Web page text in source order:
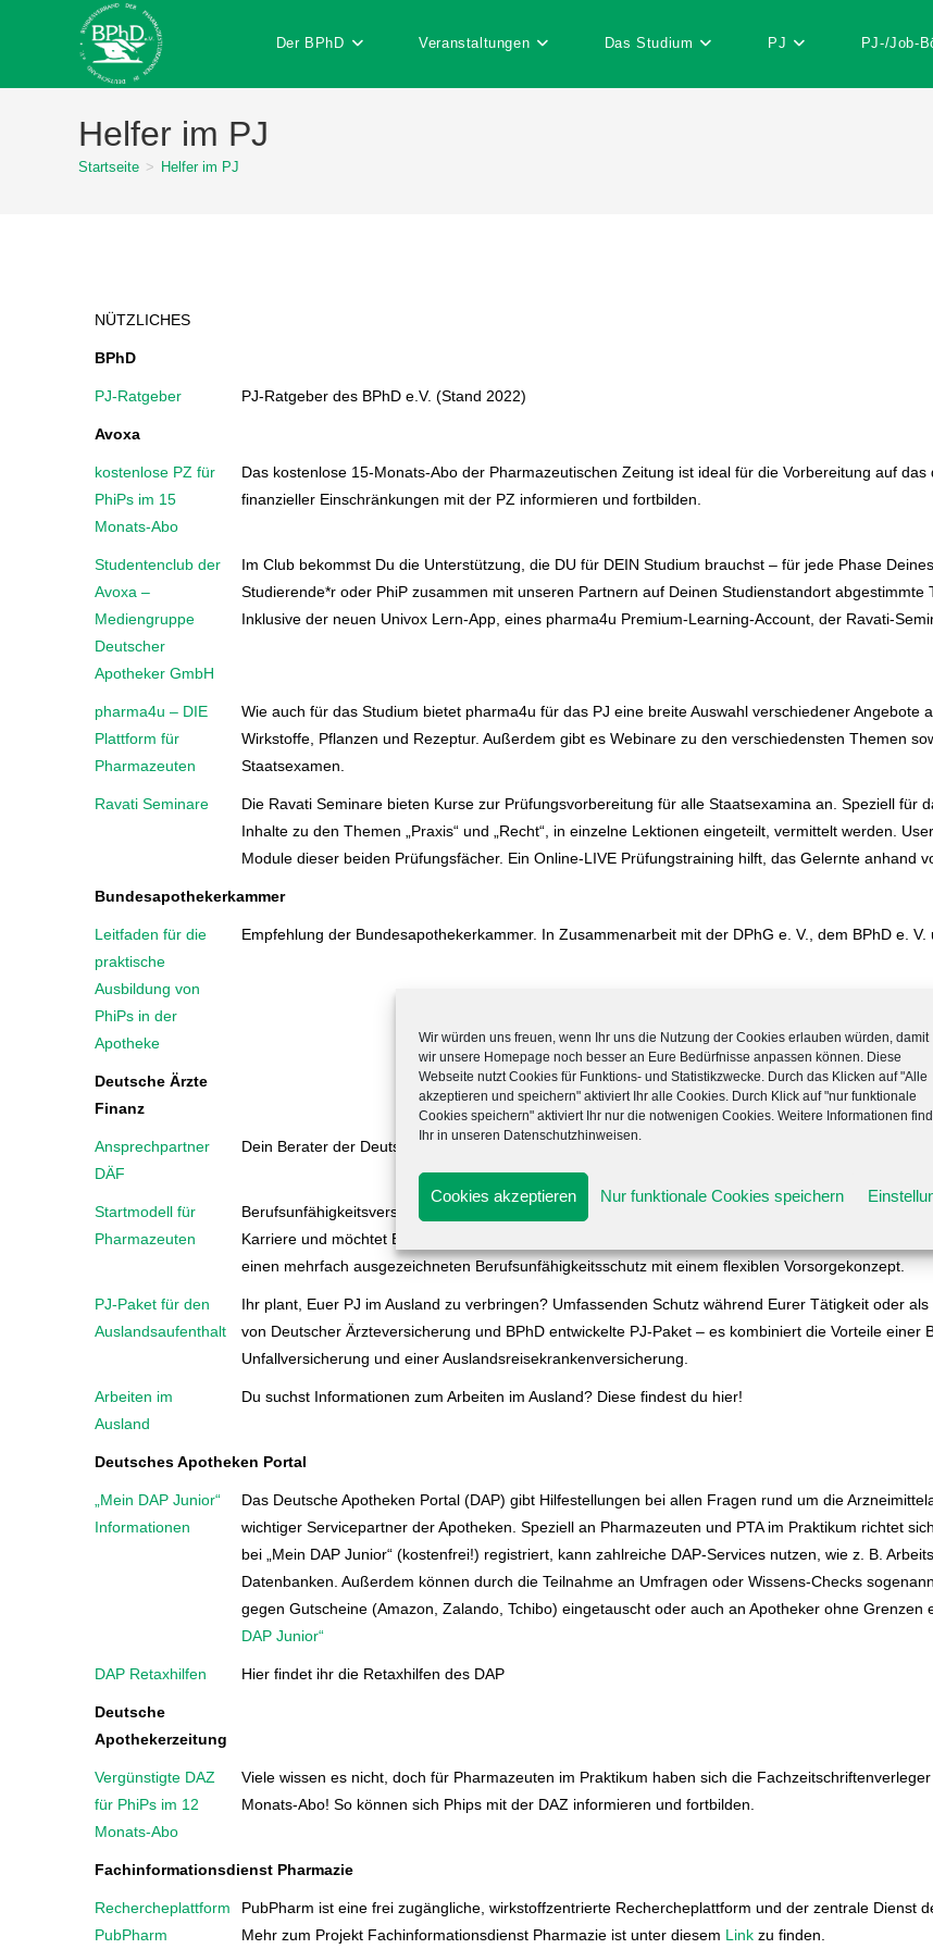
Wir würden uns freuen, wenn Ihr uns die Nutzung der Cookies erlauben würden, damit
wir unsere Homepage noch besser an Eure Bedürfnisse anpassen können. Diese
Webseite nutzt Cookies für Funktions- und Statistikzwecke. Durch das Klicken auf "Alle
akzeptieren und speichern" aktiviert Ihr alle Cookies. Durch Klick auf "nur funktionale
Cookies speichern" aktiviert Ihr nur die notwenigen Cookies. Weitere Informationen
Ihr in unseren Datenschutzhinweisen.
Cookies akzeptieren Nur funktionale Cookies speichern
Der BPhD Veranstaltungen Das Studium PJ PJ-/Job-
Helfer im PJ
Startseite > Helfer im PJ
NÜTZLICHES
BPhD
PJ-Ratgeber PJ-Ratgeber des BPhD e.V. (Stand 2022)
Avoxa
kostenlose PZ für
PhiPs im 15
Monats-Abo
Das kostenlose 15-Monats-Abo der Pharmazeutischen Zeitung ist ideal für die Vorbereitung auf
finanzieller Einschränkungen mit der PZ informieren und fortbilden.
Studentenclub der
Avoxa –
Mediengruppe
Deutscher
Apotheker GmbH
Im Club bekommst Du die Unterstützung, die DU für DEIN Studium brauchst – für jede Phase
Studierende*r oder PhiP zusammen mit unseren Partnern auf Deinen Studienstandort abgestimmte
Inklusive der neuen Univox Lern-App, eines pharma4u Premium-Learning-Account, der Ravati-
pharma4u – DIE
Plattform für
Pharmazeuten
Wie auch für das Studium bietet pharma4u für das PJ eine breite Auswahl verschiedener Angebote
Wirkstoffe, Pflanzen und Rezeptur. Außerdem gibt es Webinare zu den verschiedensten Themen
Staatsexamen.
Ravati Seminare
Die Ravati Seminare bieten Kurse zur Prüfungsvorbereitung für alle Staatsexamina an. Speziell für
Inhalte zu den Themen „Praxis“ und „Recht“, in einzelne Lektionen eingeteilt, vermittelt werden.
Module dieser beiden Prüfungsfächer. Ein Online-LIVE Prüfungstraining hilft, das Gelernte anhand
Bundesapothekerkammer
Leitfaden für die
praktische
Ausbildung von
PhiPs in der
Apotheke
Empfehlung der Bundesapothekerkammer. In Zusammenarbeit mit der DPhG e. V., dem BPhD e.
Deutsche Ärzte
Finanz
Ansprechpartner
DÄF
Dein Berater der Deutschen Ärzte Finanz vor Ort – einfach anrufen oder direkt vorbeigehen und
Startmodell für
Pharmazeuten
Berufsunfähigkeitsversicherung, Vorsorge oder Steuervorteile? Ihr seid noch mitten im Studium,
Karriere und möchtet Euch am liebsten alle Vorteile sichern? Mit dem Startmodell für
einen mehrfach ausgezeichneten Berufsunfähigkeitsschutz mit einem flexiblen Vorsorgekonzept.
PJ-Paket für den
Auslandsaufenthalt
Ihr plant, Euer PJ im Ausland zu verbringen? Umfassenden Schutz während Eurer Tätigkeit oder
von Deutscher Ärzteversicherung und BPhD entwickelte PJ-Paket – es kombiniert die Vorteile einer
Unfallversicherung und einer Auslandsreisekrankenversicherung.
Arbeiten im
Ausland
Du suchst Informationen zum Arbeiten im Ausland? Diese findest du hier!
Deutsches Apotheken Portal
„Mein DAP Junior“
Informationen
Das Deutsche Apotheken Portal (DAP) gibt Hilfestellungen bei allen Fragen rund um die
wichtiger Servicepartner der Apotheken. Speziell an Pharmazeuten und PTA im Praktikum richtet
bei „Mein DAP Junior“ (kostenfrei!) registriert, kann zahlreiche DAP-Services nutzen, wie z. B.
Datenbanken. Außerdem können durch die Teilnahme an Umfragen oder Wissens-Checks
gegen Gutscheine (Amazon, Zalando, Tchibo) eingetauscht oder auch an Apotheker ohne Grenzen
DAP Junior“
DAP Retaxhilfen Hier findet ihr die Retaxhilfen des DAP
Deutsche
Apothekerzeitung
Vergünstigte DAZ
für PhiPs im 12
Monats-Abo
Viele wissen es nicht, doch für Pharmazeuten im Praktikum haben sich die
Monats-Abo! So können sich Phips mit der DAZ informieren und fortbilden.
Fachinformationsdienst Pharmazie
Rechercheplattform
PubPharm
PubPharm ist eine frei zugängliche, wirkstoffzentrierte Rechercheplattform und der zentrale Dienst
Mehr zum Projekt Fachinformationsdienst Pharmazie ist unter diesem Link zu finden.